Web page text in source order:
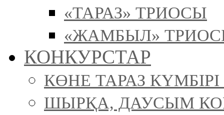
«ТАРАЗ» ТРИОСЫ
«ЖАМБЫЛ»
КОНКУРСТАР
КӨНЕ ТАРАЗ
ШЫРҚА, ДАУСЫМ